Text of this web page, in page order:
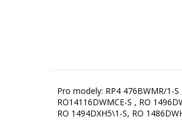
Pro modely: RP4 476BWMR/1-
RO14116DWMCE-S , RO
RO 1494DXH5\1-S, RO